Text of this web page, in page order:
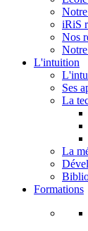
iRiS
Nos
L'intuition
Ses
La
La
Formations